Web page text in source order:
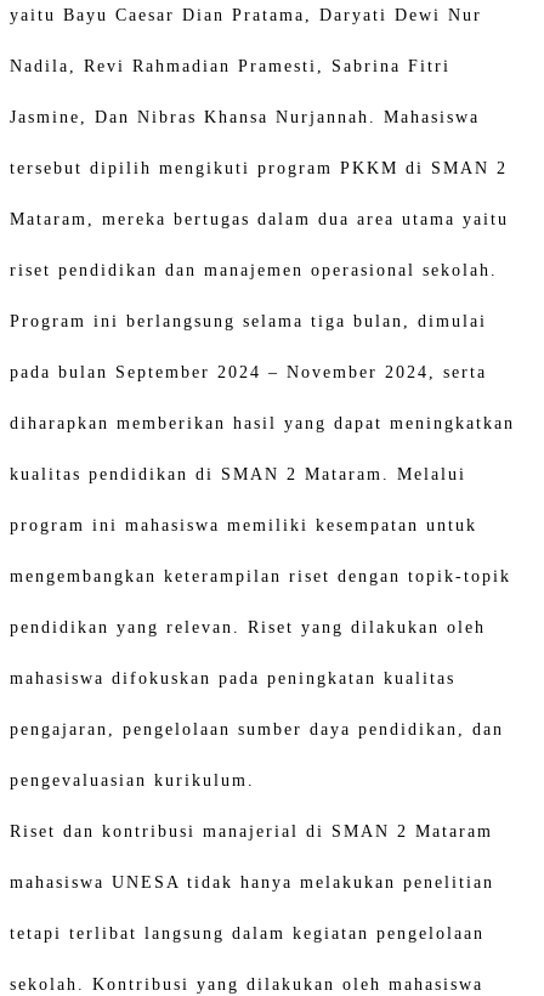
yaitu Bayu Caesar Dian Pratama, Daryati Dewi Nur
Nadila, Revi Rahmadian Pramesti, Sabrina Fitri
Jasmine, Dan Nibras Khansa Nurjannah. Mahasiswa
tersebut dipilih mengikuti program PKKM di SMAN 2
Mataram, mereka bertugas dalam dua area utama yaitu
riset pendidikan dan manajemen operasional sekolah.
Program ini berlangsung selama tiga bulan, dimulai
pada bulan September 2024 – November 2024, serta
diharapkan memberikan hasil yang dapat meningkatkan
kualitas pendidikan di SMAN 2 Mataram. Melalui
program ini mahasiswa memiliki kesempatan untuk
mengembangkan keterampilan riset dengan topik-topik
pendidikan yang relevan. Riset yang dilakukan oleh
mahasiswa difokuskan pada peningkatan kualitas
pengajaran, pengelolaan sumber daya pendidikan, dan
pengevaluasian kurikulum.
Riset dan kontribusi manajerial di SMAN 2 Mataram
mahasiswa UNESA tidak hanya melakukan penelitian
tetapi terlibat langsung dalam kegiatan pengelolaan
sekolah. Kontribusi yang dilakukan oleh mahasiswa